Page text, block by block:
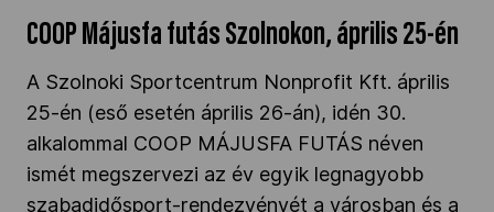
COOP Májusfa futás Szolnokon, április 25-én
A Szolnoki Sportcentrum Nonprofit Kft. április
25-én (eső esetén április 26-án), idén 30.
alkalommal COOP MÁJUSFA FUTÁS néven
ismét megszervezi az év egyik legnagyobb
szabadidősport-rendezvényét a városban és a